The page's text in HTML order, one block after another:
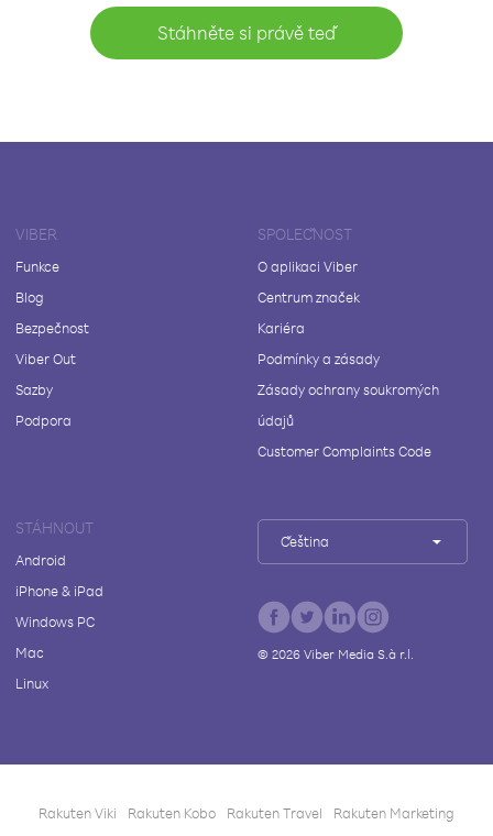
Stáhněte si právě teď
VIBER
Funkce
Blog
Bezpečnost
Viber Out
Sazby
Podpora
SPOLEČNOST
O aplikaci Viber
Centrum značek
Kariéra
Podmínky a zásady
Zásady ochrany soukromých
údajů
Customer Complaints Code
STÁHNOUT
Android
iPhone & iPad
Windows PC
Mac
Linux
Čeština
© 2026Viber Media S.à r.l.
Rakuten Viki Rakuten Kobo Rakuten Travel Rakuten Marketing